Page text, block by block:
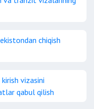
chiqish
vizasini
qabul qilish